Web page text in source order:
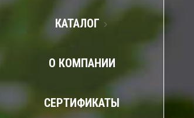
КАТАЛОГ
О КОМПАНИИ
СЕРТИФИКАТЫ